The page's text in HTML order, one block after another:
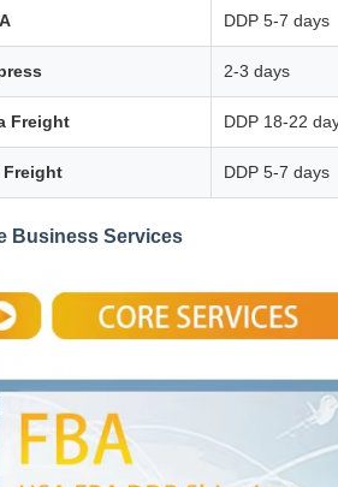
DDP 5-7 days
2-3 days
Freight DDP 18-22
Freight DDP 5-7 days
Business Services